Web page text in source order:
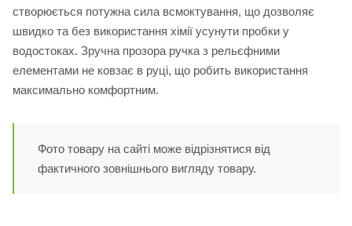
створюється потужна сила всмоктування, що дозволяє
швидко та без використання хімії усунути пробки у
водостоках. Зручна прозора ручка з рельєфними
елементами не ковзає в руці, що робить використання
максимально комфортним.
Фото товару на сайті може відрізнятися від
фактичного зовнішнього вигляду товару.